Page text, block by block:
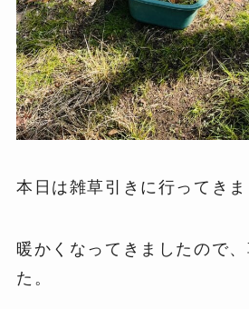
本日は雑草引きに行ってきま
暖かくなってきましたので
た。